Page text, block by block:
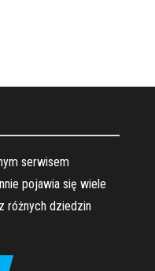
serwisem
pojawia się wiele
różnych dziedzin